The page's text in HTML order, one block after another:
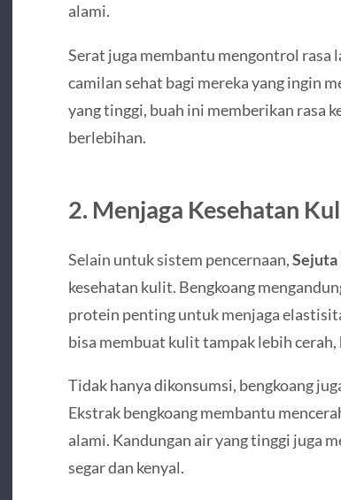
alami.
Serat juga membantu mengontrol rasa
camilan sehat bagi mereka yang ingin
yang tinggi, buah ini memberikan rasa
berlebihan.
2. Menjaga Kesehatan
Selain untuk sistem pencernaan,Sejuta
kesehatan kulit. Bengkoang
protein penting untuk menjaga
bisa membuat kulit tampak lebih cerah,
Tidak hanya dikonsumsi, bengkoang
Ekstrak bengkoang membantu
alami. Kandungan air yang tinggi juga
segar dan kenyal.